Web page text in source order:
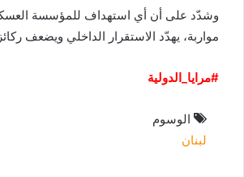
وشدّد على أن أي استهداف للمؤسسة
مواربة، يهدّد الاستقرار الداخلي ويضعف
#مرايا_الدولية
الوسوم
لبنان